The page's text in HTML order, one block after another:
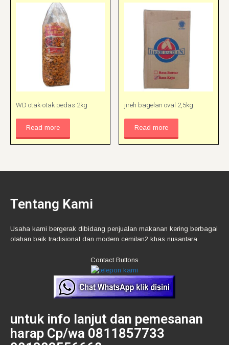
WD otak-otak pedas 2kg
Read more
jireh bagelan oval 2,5kg
Read more
Tentang Kami
Usaha kami bergerak dibidang penjualan makanan kering berbagai
olahan baik tradisional dan modern cemilan2 khas nusantara
Contact Buttons
untuk info lanjut dan pemesanan
harap Cp/wa 0811857733